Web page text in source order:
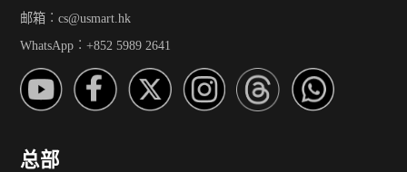
邮箱︰cs@usmart.hk
WhatsApp︰+852 5989 2641
总部